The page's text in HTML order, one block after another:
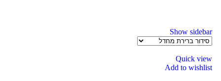
Show sidebar
Quick view
Add to wishlist